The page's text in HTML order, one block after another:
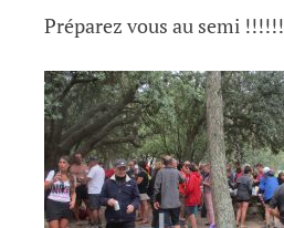
Préparez vous au semi !!!!!!